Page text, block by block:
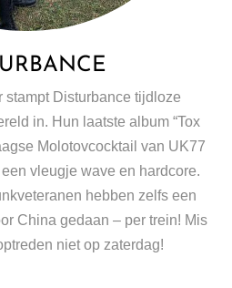
stampt Disturbance tijdloze
in. Hun laatste album “Tox
Molotovcocktail van UK77
vleugje wave en hardcore.
hebben zelfs een
China gedaan – per trein! Mis
niet op zaterdag!